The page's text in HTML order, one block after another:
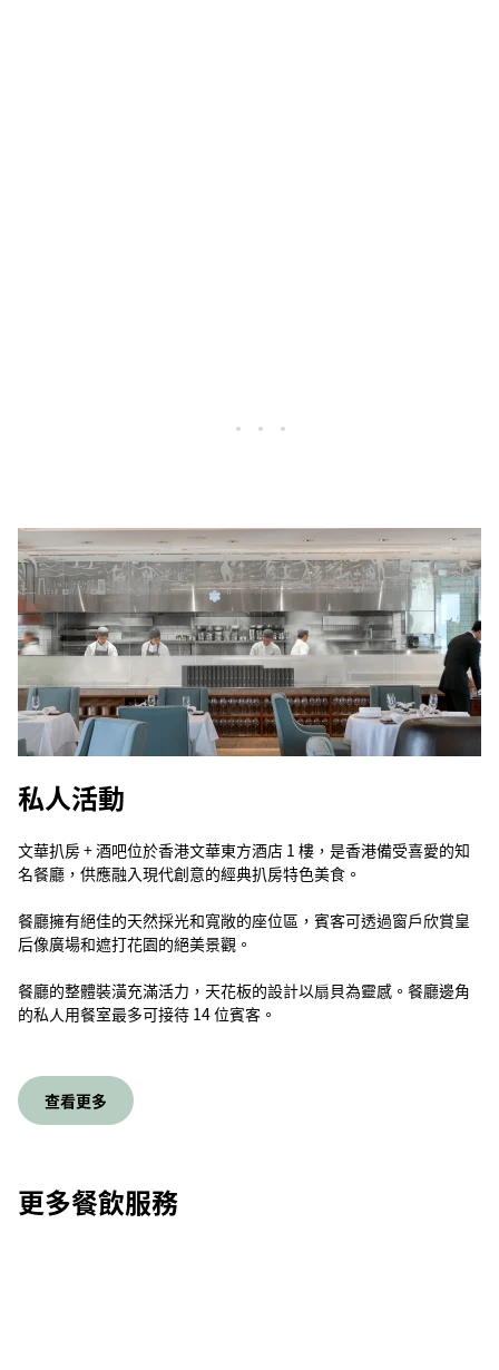
私人活動
文華扒房 + 酒吧位於香港文華東方酒店 1 樓，是香港備受喜愛的知
名餐廳，供應融入現代創意的經典扒房特色美食。
餐廳擁有絕佳的天然採光和寬敞的座位區，賓客可透過窗戶欣賞皇
后像廣場和遮打花園的絕美景觀。
餐廳的整體裝潢充滿活力，天花板的設計以扇貝為靈感。餐廳邊角
的私人用餐室最多可接待 14 位賓客。
查看更多
更多餐飲服務